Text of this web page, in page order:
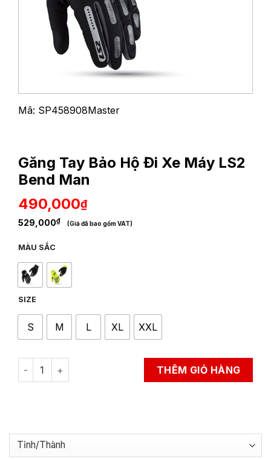
Mã: SP458908Master
Găng Tay Bảo Hộ Đi Xe Máy LS2
Bend Man
490,000₫
529,000₫ (Giá đã bao gồm VAT)
MÀU SẮC
SIZE
S M L XL XXL
Găng Tay Bảo Hộ Đi Xe Máy LS2 Bend Man quantity
THÊM GIỎ HÀNG